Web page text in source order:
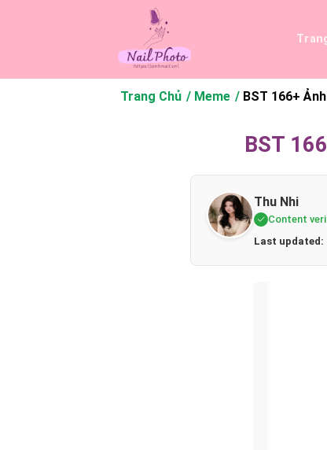
Trang Chủ Meme BST 166+
BST
Thu Nhi
Content
Last updated: